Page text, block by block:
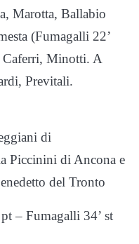
Marotta, Ballabio
(Fumagalli 22’
Caferri, Minotti. A
Previtali.
di
Piccinini di Ancona e
del Tronto
– Fumagalli 34’ st